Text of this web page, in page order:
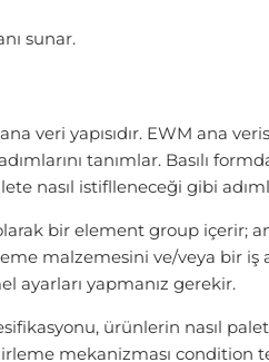
sunar.
veri yapısıdır. EWM ana
tanımlar. Basılı
nasıl istiflleneceği gibi
bir element group içerir;
malzemesini ve/veya bir iş
ayarları yapmanız gerekir.
ürünlerin nasıl
mekanizması condition